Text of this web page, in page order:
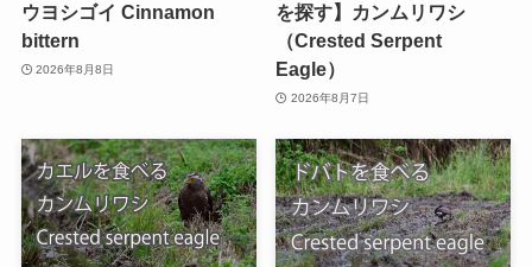
ウヨシゴイ Cinnamon
bittern
2026年8月8日
を探す】カンムリワシ
（Crested Serpent
Eagle）
2026年8月7日